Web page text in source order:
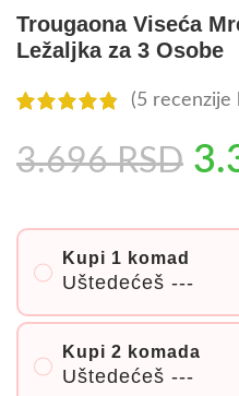
Trougaona Viseća
Ležaljka za 3 Osobe
(5 recenzije
3.696RSD
Kupi 1 komad
Uštedećeš ---
Kupi 2 komada
Uštedećeš ---